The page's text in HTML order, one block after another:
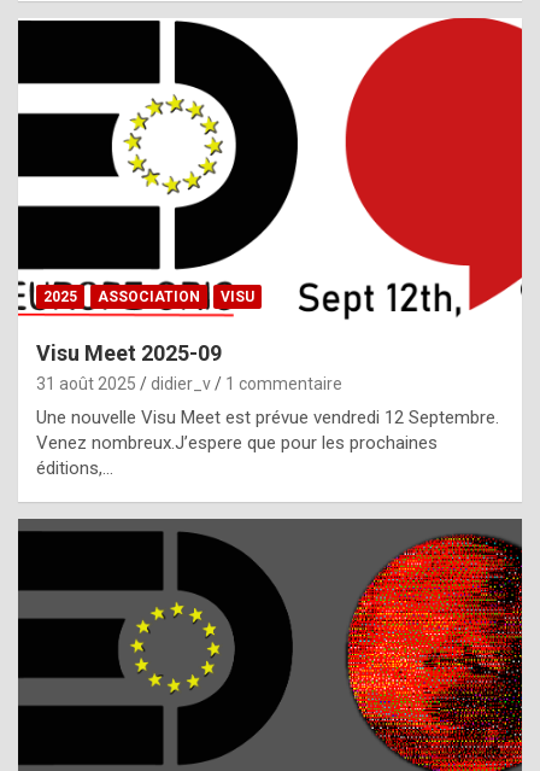
l
,
g
h
t
f
h
a
2025 ASSOCIATION VISU
Visu Meet 2025-09
31 août 2025 didier_v 1 commentaire
Une nouvelle Visu Meet est prévue vendredi 12 Septembre.
Venez nombreux.J’espere que pour les prochaines
éditions,…